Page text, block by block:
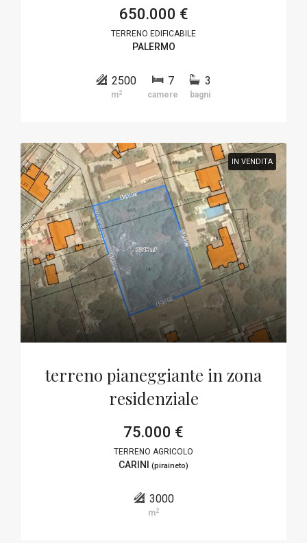
650.000 €
TERRENO EDIFICABILE
PALERMO
2500
m2
7
camere
3
bagni
IN VENDITA
terreno pianeggiante in zona
residenziale
75.000 €
TERRENO AGRICOLO
CARINI (piraineto)
3000
m2